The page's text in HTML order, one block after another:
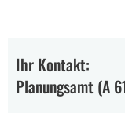
Ihr Kontakt:
Planungsamt (A